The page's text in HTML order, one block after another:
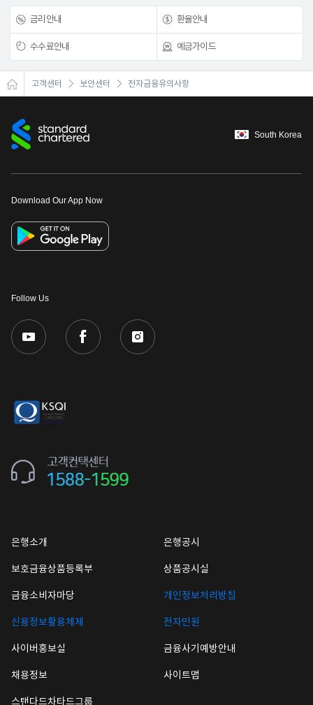
금리안내 환율안내
수수료안내 예금가이드
고객센터 보안센터 전자금융유의사항
South Korea
Download Our App Now
Follow Us
은행소개 은행공시
보호금융상품등록부 상품공시실
금융소비자마당 개인정보처리방침
신용정보활용체제 전자민원
사이버홍보실 금융사기예방안내
채용정보 사이트맵
스탠다드차타드그룹